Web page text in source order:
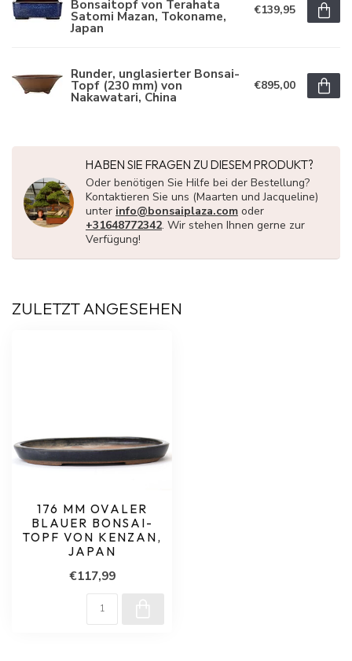
Bonsaitopf von Terahata
Satomi Mazan, Tokoname,
Japan
€139,95
Runder, unglasierter Bonsai-
Topf (230 mm) von
Nakawatari, China
€895,00
HABEN SIE FRAGEN ZU DIESEM PRODUKT?
Oder benötigen Sie Hilfe bei der Bestellung?
Kontaktieren Sie uns (Maarten und Jacqueline)
unter info@bonsaiplaza.com oder
+31648772342. Wir stehen Ihnen gerne zur
Verfügung!
ZULETZT ANGESEHEN
176 MM OVALER
BLAUER BONSAI-
TOPF VON KENZAN,
JAPAN
€117,99